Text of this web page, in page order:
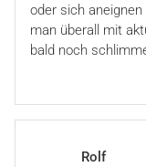
oder sich
man überall mit
bald noch
Rolf